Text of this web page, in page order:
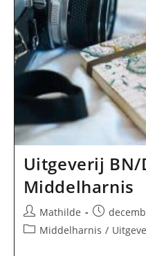
Uitgeverij BN/
Middelharnis
Bericht
auteur:
Mathilde
Bericht
Berichtcategorie:
Middelharnis /